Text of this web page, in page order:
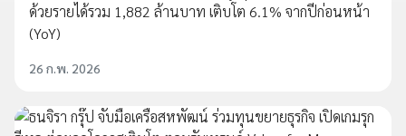
ด้วยรายได้รวม 1,882 ล้านบาท เติบโต 6.1% จากปีก่อนหน้า
(YoY)
26 ก.พ. 2026